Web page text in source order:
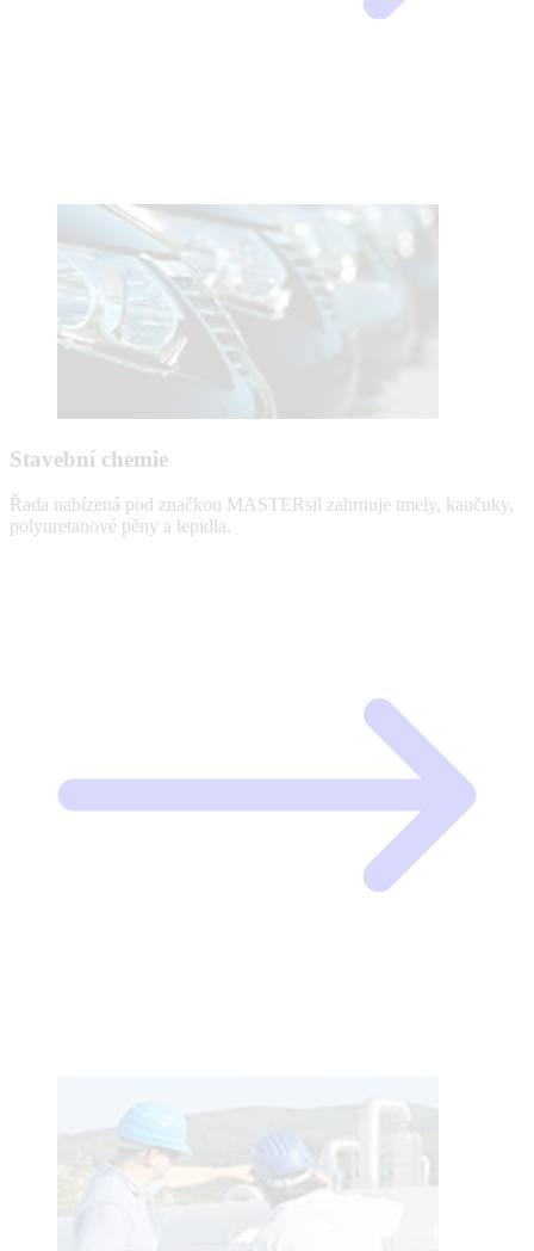
Stavební chemie
Řada nabízená pod značkou MASTERsil zahrnuje tmely, kaučuky,
polyuretanové pěny a lepidla.